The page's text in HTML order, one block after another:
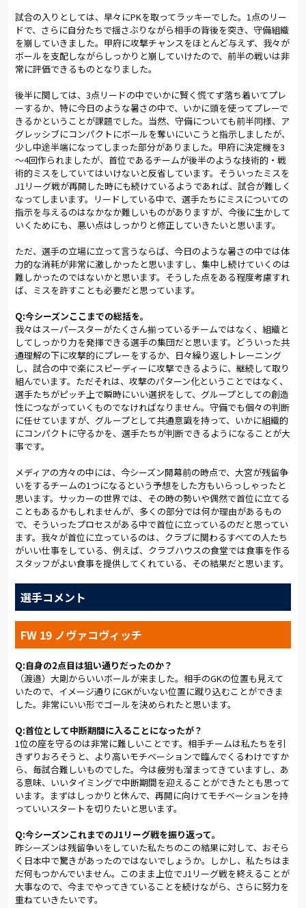
が抜け出すと、ペナルティエリア内で倒されてＰＫを獲得。これ
をノヴァコヴィッチが落ち着いて決めて、アルディージャが幸先
よく先制した。
このプレーで相手のＤＦは退場。数的優位に立ったアルディージ
ャは、その後も落ち着いて試合を進めた。追加点はセットプレ
ーから生まれた。20分のＦＫ。ゴール前で高橋が競ったこぼれ
球に反応した菊地が左足を振り抜き、ゴールネットを揺らし
た。
２点をリードしてもアルディージャの攻勢は止まらない。32分
にはカウンターからチョ ヨンチョルがドリブルで中に切り込み
シュート。１分後には渡邉が豪快なミドルシュートを放ってい
る。いずれも相手ＧＫに防がれたが、追加点を予感させるシー
ンだった。
地、高橋のセンターバックを軸に最終ラインを高く保ち、コン
パクトな守備を形成。スピードを生かした甲府のカウンター
も、ＧＫ北野が体を張って食い止めた。そして43分には、試合
の流れを大きく引き寄せる３点目を奪う。決めたのはノヴァコ
足一閃。鮮やかなミドルシュートが決まり、アルディージャが３
点をリードして前半を折り返した。
後半に入ると運動量が上がった甲府に押し込まれる時間が続
く。途中出場の河本にドリブルで揺さぶられ、セットプレーか
らピンチを招いた。カウンターで反撃を試みるが、ズラタンの
決定的なシュートは相手ＧＫの好セーブに阻まれる。リズムを
取り戻したいアルディージャは、途中出場の富山がノヴァコヴィ
ッチとツートップを形成。さらに右ＭＦに渡部が入り、ポジシ
ョンを左に代えた渡邉が果敢にボールを動かした。
太陽が選手のスタミナを容赦なく奪う。猛烈な暑さの中、厚み
のある甲府の攻撃をしのいだ。終了間際には中盤でボールを奪
った金澤のサイドチェンジからノヴァコヴィッチがシュート。
追加点こそ奪えなかったが、最後まで耐えたアルディージャが完
封勝ちを決めた。
中断期間前の一戦で貴重な勝点３を手に入れた。首位で折り返
し、「１試合１試合を大事に戦ってきた結果」と金澤。渡邉も
「土台がしっかりしているから肉付けができる。さらに進化さ
せたい」と手ごたえを口にしている。Ｊ１リーグ戦は、ここか
ら１カ月以上の中断期間に入る。再開は７月６日のホーム鳥栖
戦。「今やっていることを継続しながら一つ一つの精度を高
め、さらにいい形にしていきたい」と青木が語るように、アル
ディージャが真価を発揮するのはこれからだ。
(総評: 岩本 勝暁 ／写真:早草 紀子)
試合の入りとしては、早々にPKを取ってラッキーでした。1点のリー
ドで、さらに自分たちで揺さぶりながら相手の背後を突き、守備組織
を崩していきました。甲府に攻撃チャンスをほとんど与えず、我々が
ボールを支配しながらしっかりと崩していけたので、前半の戦いは非
常に評価できるものとなりました。
後半に関しては、3点リードの中でいかに賢く慌てず落ち着いてプレ
ーするか、特に今日のような暑さの中で、いかに頭を使ってプレーで
きるかということが課題でした。当然、守備についても前半同様、ア
グレッシブにコンパクトにボールを奪いにいこうと指示しましたが、
少し中途半端になってしまった部分がありました。甲府に決定機を3
～4回作られましたが、首位であるチームが後半のような技術的・戦
術的ミスをしていてはいけないと反省しています。そういったミスを
J1リーグ戦が再開した時にも続けているようであれば、試合が難しく
なってしまいます。リードしている中で、選手たちにミスについての
指示を与えるのはなかなか難しいものがありますが、今後に生かして
いくためにも、悪い点はしっかりと修正していきたいと思います。
ただ、選手の立場に立って言うならば、今日のような暑さの中では体
力的な消耗が非常に激しかったと思いますし、集中し続けていくのは
難しかったのではないかと思います。そうした点をある程度考慮すれ
ば、ミスを許すことも必要だと思っています。
Q:今シーズンここまでの総括を。
我々はスーパースターがたくさん揃っているチームではなく、組織と
してしっかり力を発揮できる選手の集団だと思います。どういった共
通理解の下に攻撃的にプレーをするか、日々繰り返しトレーニング
し、試合の中で楽にスピーディーに攻撃できるように、継続して取り
組んでいます。ただそれは、攻撃のパターン化ということではなく、
選手たちがピッチ上で瞬時にいい選択をして、グループとしての創造
性につながっていくものでなければなりません。守備でも個々の判断
に任せていますが、グループとして共通意識を持って、いかに組織的
にコンパクトに守るかを、選手たちが判断できるようになることが大
事です。
メディアの方々の中には、今シーズン開幕前の時点で、大宮が残留争
いをするチームの1つになるという予想をした方もいらっしゃったと
思います。サッカーの世界では、その時の勢いや偶然で首位に立てる
こともあるかもしれませんが、多くの部分では何か理由があるもの
で、そういったプロセスがある中で首位に立っているのだと思ってい
ます。我々が首位に立っているのは、クラブに関わるすべての人たち
がいい仕事をしている、例えば、クラブハウスの食堂では食事を作る
スタッフがよい食事を提供してくれている、その結果だと思います。
選手コメント
FW 19 ノヴァコヴィッチ
Q:自身の2点目は狙い通りだったのか？
（渡邉）大剛からいいボールが来ました。相手のGKの位置も見えて
いたので、イメージ通りにGKがいない位置に蹴り込むことができま
した。非常にいい形でゴールを決められたと思います。
Q:首位として中断期間に入ることになったが？
1位の座を守るのは非常に難しいことです。相手チームは私たちを引
きずりおろそうと、より高いモチベーションで臨んでくるわけですか
ら、毎試合難しいものでした。今は疲労も溜まってきていますし、あ
る意味、いいタイミングで中断期間を迎えることができたとも思って
います。まずはしっかりと休んで、再開に向けてモチベーションを持
っていいスタートを切りたいと思います。
Q:今シーズンこれまでのJ1リーグ戦を振り返って。
昨シーズンは残留争いをしていた私たちのこの結果に対して、おそら
く日本中で驚きがあったのではないでしょうか。しかし、私たちはま
だ何もつかんでいません。このまま上位でJ1リーグ戦を終えることが
大事なので、今までやってきていることを続けながら、さらに努力を
重ねていきたいです。